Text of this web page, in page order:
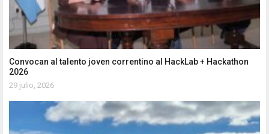
Convocan al talento joven correntino al HackLab + Hackathon
2026
29 julio, 2026